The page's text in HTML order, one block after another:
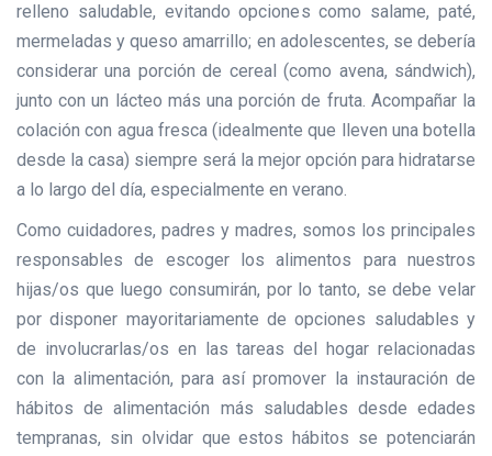
relleno saludable, evitando opciones como salame, paté,
mermeladas y queso amarrillo; en adolescentes, se debería
considerar una porción de cereal (como avena, sándwich),
junto con un lácteo más una porción de fruta. Acompañar la
colación con agua fresca (idealmente que lleven una botella
desde la casa) siempre será la mejor opción para hidratarse
a lo largo del día, especialmente en verano.
Como cuidadores, padres y madres, somos los principales
responsables de escoger los alimentos para nuestros
hijas/os que luego consumirán, por lo tanto, se debe velar
por disponer mayoritariamente de opciones saludables y
de involucrarlas/os en las tareas del hogar relacionadas
con la alimentación, para así promover la instauración de
hábitos de alimentación más saludables desde edades
tempranas, sin olvidar que estos hábitos se potenciarán